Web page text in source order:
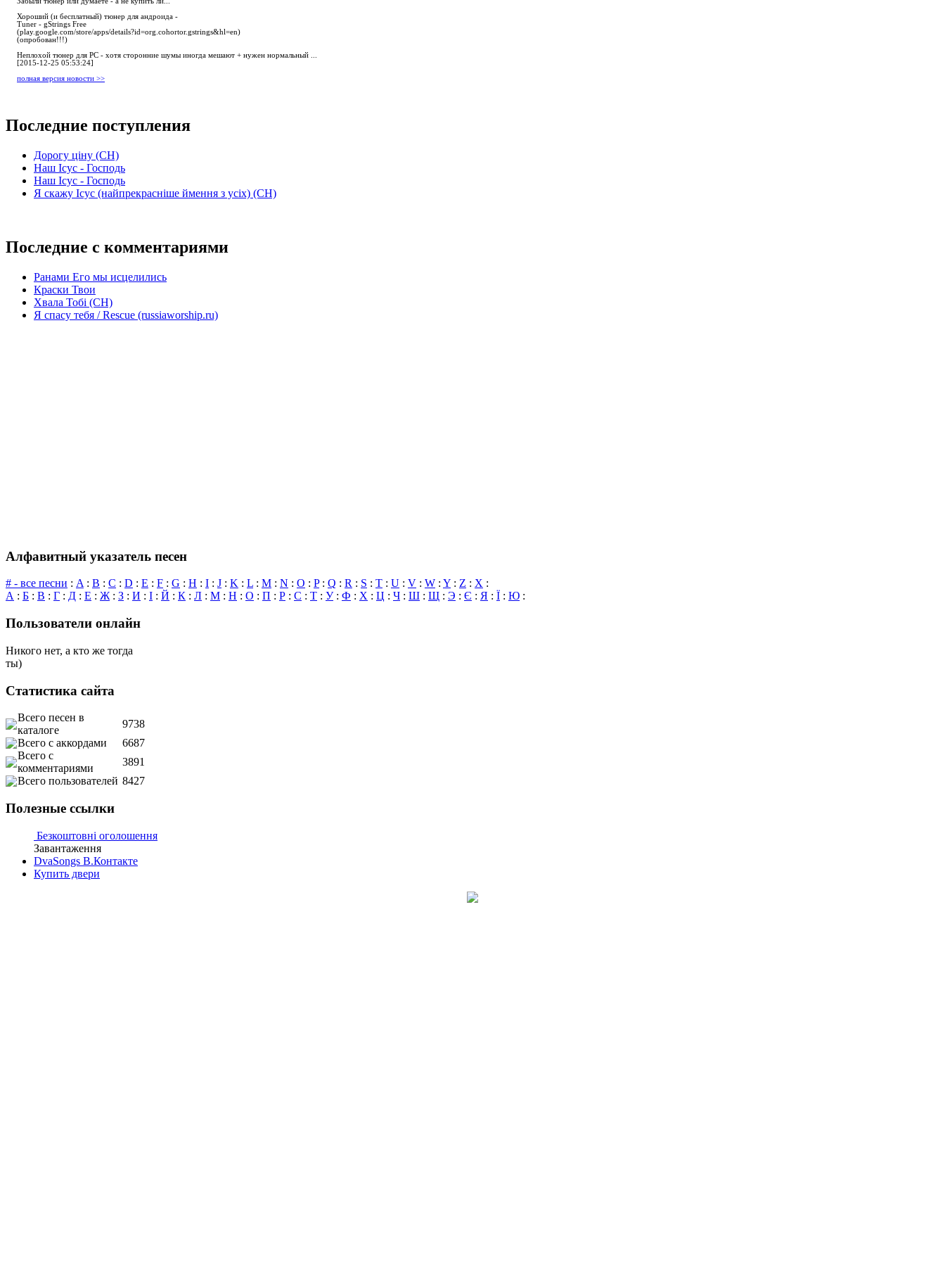
Хороший (и бесплатный) тюнер для андроида -
Tuner - gStrings Free
(play.google.com/store/apps/details?id=org.cohortor.gstrings&hl=en)
(опробован!!!)
Неплохой тюнер для РС - хотя сторонние шумы иногда мешают + нужен нормальный ...
[2015-12-25 05:53:24]
полная версия новости >>
Последние поступления
Дорогу ціну (СН)
Наш Ісус - Господь
Наш Ісус - Господь
Я скажу Ісус (найпрекрасніше ймення з усіх) (СН)
Последние с комментариями
Ранами Его мы исцелились
Краски Твои
Хвала Тобі (СН)
Я спасу тебя / Rescue (russiaworship.ru)
Алфавитный указатель песен
# - все песни : A: B : C : D : E : F : G : H : I : J : K : L : M : N : O : P: Q : R : S : T : U : V : W : Y : Z : X :
А : Б : В : Г : Д : Е : Ж: З : И : І : Й : К : Л : М : Н : О : П : Р : С : Т : У: Ф : Х : Ц : Ч : Ш : Щ : Э : Є : Я : Ї : Ю :
Пользователи онлайн
Никого нет, а кто же тогда
ты)
Статистика сайта
Всего песен в
каталоге
9738
Всего с аккордами
6687
Всего с
комментариями
3891
Всего пользователей 8427
Полезные ссылки
Безкоштовні оголошення
Завантаження
DvaSongs В.Контакте
Купить двери